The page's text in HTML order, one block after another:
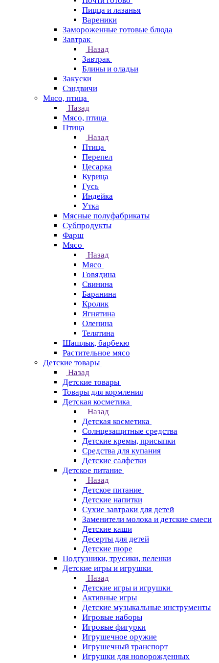
Пицца и лазанья
Вареники
Замороженные готовые блюда
Завтрак
Назад
Завтрак
Блины и оладьи
Закуски
Сэндвичи
Мясо, птица
Назад
Мясо, птица
Птица
Назад
Птица
Перепел
Цесарка
Курица
Гусь
Индейка
Утка
Мясные полуфабрикаты
Субпродукты
Фарш
Мясо
Назад
Мясо
Говядина
Свинина
Баранина
Кролик
Ягнятина
Оленина
Телятина
Шашлык, барбекю
Растительное мясо
Детские товары
Назад
Детские товары
Товары для кормления
Детская косметика
Назад
Детская косметика
Солнцезащитные средства
Детские кремы, присыпки
Средства для купания
Детские салфетки
Детское питание
Назад
Детское питание
Детские напитки
Сухие завтраки для детей
Заменители молока и детские смеси
Детские каши
Десерты для детей
Детские пюре
Подгузники, трусики, пеленки
Детские игры и игрушки
Назад
Детские игры и игрушки
Активные игры
Детские музыкальные инструменты
Игровые наборы
Игровые фигурки
Игрушечное оружие
Игрушечный транспорт
Игрушки для новорожденных